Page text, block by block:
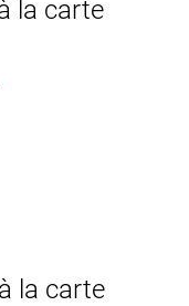
la carte
la carte